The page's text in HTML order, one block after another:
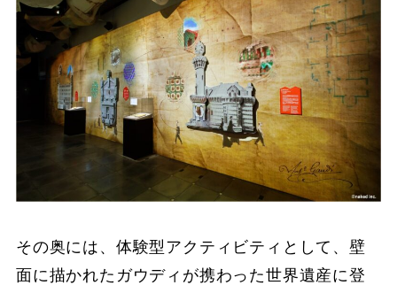
その奥には、体験型アクティビティとして、壁
面に描かれたガウディが携わった世界遺産に登